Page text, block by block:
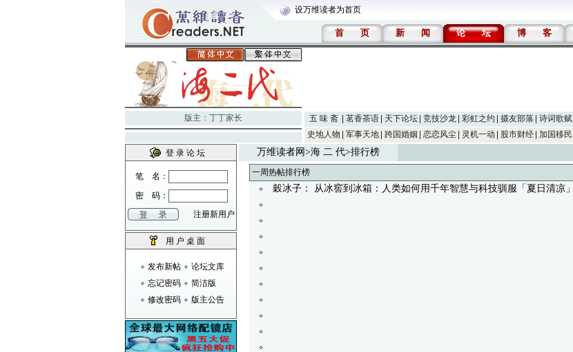
设万维读者为首页
首 页 新 闻 论 坛 博 客
版主： 丁丁家长 五 味 斋 茗香茶语 天下论坛 竞技沙龙 彩虹之约 摄友部落 诗词歌赋
史地人物
军事天地 跨国婚姻 恋恋风尘 灵机一动 股市财经 加国移民
登 录 论 坛
笔 名：
密 码：
注册新用户
用 户 桌 面
发布新帖
论坛文库
忘记密码
简洁版
修改密码
版主公告
万维读者网 >海 二 代>排行榜
一周热帖排行榜
穀冰子： 从冰窖到冰箱：人类如何用千年智慧与科技驯服「夏日清凉」